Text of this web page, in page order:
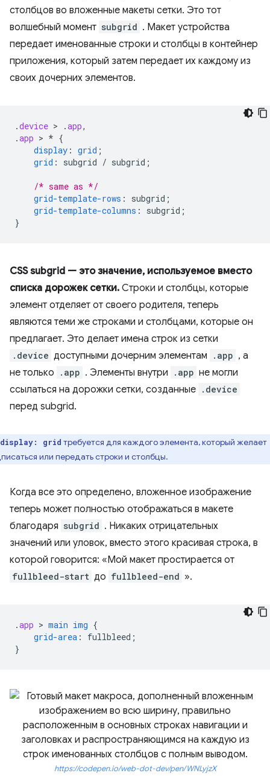
столбцов во вложенные макеты сетки. Это тот
волшебный момент subgrid . Макет устройства
передает именованные строки и столбцы в контейнер
приложения, который затем передает их каждому из
своих дочерних элементов.
.device > .app,
.app > * {
display : grid ;
grid : subgrid / subgrid ;
/* same as */
grid-template-rows : subgrid ;
grid-template-columns : subgrid ;
}
CSS subgrid — это значение, используемое вместо
списка дорожек сетки. Строки и столбцы, которые
элемент отделяет от своего родителя, теперь
являются теми же строками и столбцами, которые он
предлагает. Это делает имена строк из сетки
.device доступными дочерним элементам .app , а
не только
.app . Элементы внутри .app не могли
ссылаться на дорожки сетки, созданные .device
перед subgrid.
display: grid требуется для каждого элемента, который желает
или передать строки и столбцы.
Когда все это определено, вложенное изображение
теперь может полностью отображаться в макете
благодаря subgrid . Никаких отрицательных
значений или уловок, вместо этого красивая строка, в
которой говорится: «Мой макет простирается от
fullbleed-start до fullbleed-end ».
.app > main img {
grid-area : fullbleed ;
}
https://codepen.io/web-dot-dev/pen/WNLyjzX